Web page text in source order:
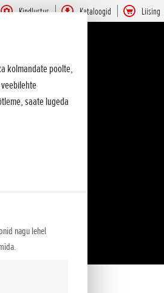
kolmandate poolte,
saate lugeda
nagu lehel
Kindlustus Kataloogid Liising